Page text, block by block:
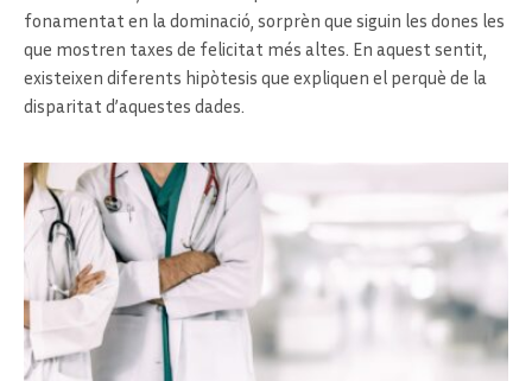
fonamentat en la dominació, sorprèn que siguin les dones les
que mostren taxes de felicitat més altes. En aquest sentit,
existeixen diferents hipòtesis que expliquen el perquè de la
disparitat d’aquestes dades.